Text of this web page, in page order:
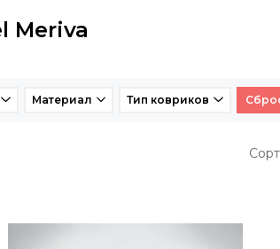
Meriva
Материал Тип ковриков